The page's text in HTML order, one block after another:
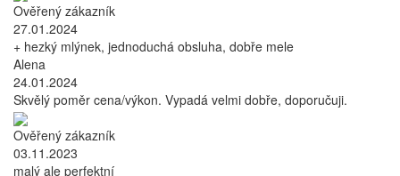
Ověřený zákazník
27.01.2024
+ hezký mlýnek, jednoduchá obsluha, dobře mele
Alena
24.01.2024
Skvělý poměr cena/výkon. Vypadá velmi dobře, doporučuji.
Ověřený zákazník
03.11.2023
malý ale perfektní